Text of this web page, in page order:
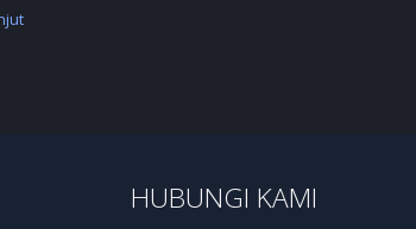
HUBUNGI KAMI